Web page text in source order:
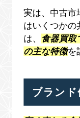
実は、中古市
はいくつかの
は、 食器買取
の主な特徴を
ブラン